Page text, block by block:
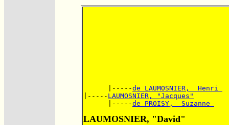
      |-----
de LAUMOSNIER,  Henri
|----- LAUMOSNIER, "Jacques"
      |-----
de PROISY,  Suzanne
LAUMOSNIER, "David"